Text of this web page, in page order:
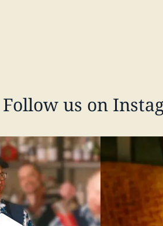
Follow us on